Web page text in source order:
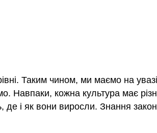
Таким чином, ми маємо на
Навпаки, кожна культура має
де і як вони виросли. Знання